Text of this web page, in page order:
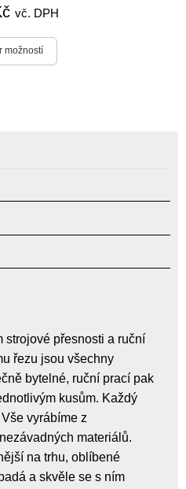
5.00
vč. DPH
možností
strojové přesnosti a ruční
řezu jsou všechny
bytelné, ruční prací pak
kusům. Každý
vyrábíme z
materiálů.
na trhu, oblíbené
a skvěle se s ním